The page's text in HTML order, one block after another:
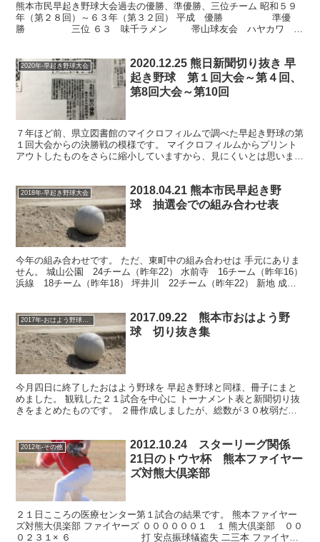
熊本市民早起き野球大会過去の優勝、準優勝、三位チーム 昭和５９
年（第２８回）～６３年（第３２回） 平成 優勝 準優
勝 三位 ６３ 味千ラメン 帯山球友会 ハヤカワ
2020年-早起き野球大会
2020.12.25 熊日新聞切り抜き 早
起き野球 第１回大会～第４回、
第8回大会～第10回
７年ほど前、県立図書館のマイクロフィルムで調べた早起き野球の第
１回大会からの決勝戦の模様です。 マイクロフィルムからプリント
アウトしたものをさらに縮小していますから、見にくいとは思います
2018年-早起き野球大会
2018.04.21 熊本市民早起き野
球 抽選会での組み合わせ表
今年の組み合わせです。 ただ、東町中の組み合わせは 手元にありま
せん。 城山公園 24チーム（昨年22） 水前寺 16チーム（昨年16）
浜線 18チーム（昨年18） 坪井川 22チーム（昨年22） 新地 成
2017年-おはよう野球大会
2017.09.22 熊本市おはよう野
球 切り抜き集
今月四日に終了したおはよう野球を 早起き野球と同様、冊子にまと
めました。 観戦した２１試合を中心に トーナメント表と新聞切り抜
きをまとめたものです。 ２冊作成しましたが、総数が３０枚弱だっ
2012年-その他
2012.10.24 スターリーグ関係
21日のトウヤ杯 熊本ファイヤー
ズ対熊大倶楽部
２１日こころの医療センター第１試合の結果です。 熊本ファイヤー
ズ対熊大倶楽部 ファイヤーズ ００００００１ １ 熊大倶楽部 ００
０２３１× ６ 打 安点振球犠盗失 二三本 ファイヤー